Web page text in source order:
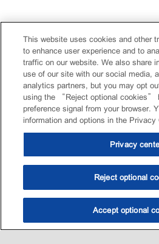
选油助手
This website uses cookies and other
to enhance user experience and to
traffic on our website. We also share
use of our site with our social media,
analytics partners, but you may opt
using the “Reject optional cookies”
preference signal from your browser.
information and options in the Privacy
Privacy
Reject optional
Accept optional